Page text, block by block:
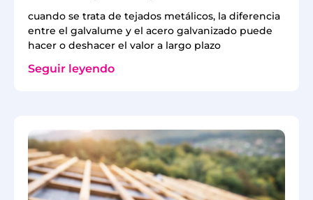
cuando se trata de tejados metálicos, la diferencia
entre el galvalume y el acero galvanizado puede
hacer o deshacer el valor a largo plazo
Seguir leyendo